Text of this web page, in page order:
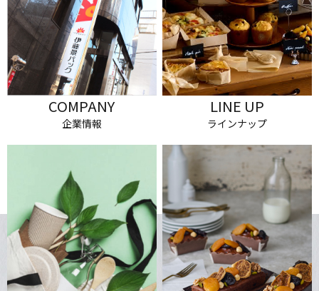
COMPANY
企業情報
LINE UP
ラインナップ